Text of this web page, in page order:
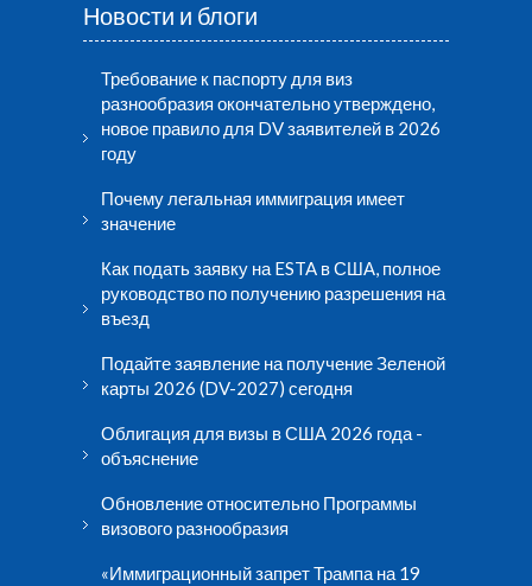
Новости и блоги
Требование к паспорту для виз
разнообразия окончательно утверждено,
новое правило для DV заявителей в 2026
году
Почему легальная иммиграция имеет
значение
Как подать заявку на ESTA в США, полное
руководство по получению разрешения на
въезд
Подайте заявление на получение Зеленой
карты 2026 (DV-2027) сегодня
Облигация для визы в США 2026 года -
объяснение
Обновление относительно Программы
визового разнообразия
«Иммиграционный запрет Трампа на 19